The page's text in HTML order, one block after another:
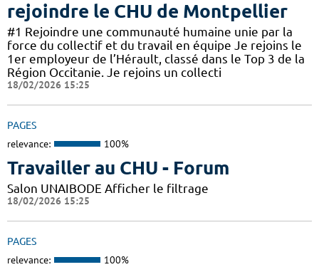
rejoindre le CHU de Montpellier
#1 Rejoindre une communauté humaine unie par la
force du collectif et du travail en équipe Je rejoins le
1er employeur de l’Hérault, classé dans le Top 3 de la
Région Occitanie. Je rejoins un collecti
18/02/2026 15:25
PAGES
relevance: 100%
Travailler au CHU - Forum
Salon UNAIBODE Afficher le filtrage
18/02/2026 15:25
PAGES
relevance: 100%